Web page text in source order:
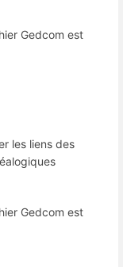
Gedcom est
les liens des
Gedcom est